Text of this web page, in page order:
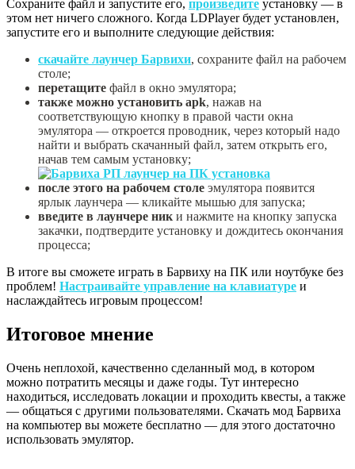
Сохраните файл и запустите его, произведите установку — в
этом нет ничего сложного. Когда LDPlayer будет установлен,
запустите его и выполните следующие действия:
скачайте лаунчер Барвихи, сохраните файл на рабочем
столе;
перетащите файл в окно эмулятора;
также можно установить apk, нажав на
соответствующую кнопку в правой части окна
эмулятора — откроется проводник, через который надо
найти и выбрать скачанный файл, затем открыть его,
начав тем самым установку;
после этого на рабочем столе эмулятора появится
ярлык лаунчера — кликайте мышью для запуска;
введите в лаунчере ник и нажмите на кнопку запуска
закачки, подтвердите установку и дождитесь окончания
процесса;
В итоге вы сможете играть в Барвиху на ПК или ноутбуке без
проблем! Настраивайте управление на клавиатуре и
наслаждайтесь игровым процессом!
Итоговое мнение
Очень неплохой, качественно сделанный мод, в котором
можно потратить месяцы и даже годы. Тут интересно
находиться, исследовать локации и проходить квесты, а также
— общаться с другими пользователями. Скачать мод Барвиха
на компьютер вы можете бесплатно — для этого достаточно
использовать эмулятор.